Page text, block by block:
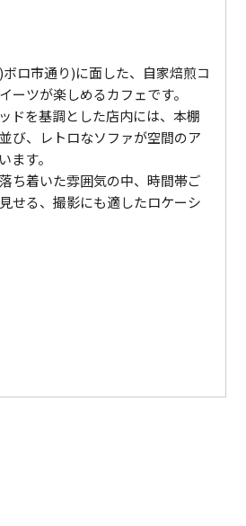
ロ市通り)に面した、自家焙煎コ
ーツが楽しめるカフェです。
を基調とした店内には、本棚
び、レトロなソファが空間のア
ます。
ち着いた雰囲気の中、時間帯ご
せる、撮影にも適したロケーシ